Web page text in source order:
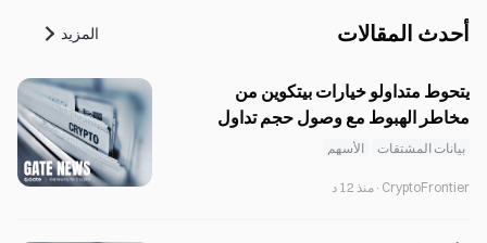
أحدث المقالات المزيد
يتحوط متداولو خيارات بيتكوين من
مخاطر الهبوط مع وصول حجم تداول
خيارات البيع إلى 53.8٪.
بيانات المشتقات الأسهم
CryptoFrontier
· منذ 12 د